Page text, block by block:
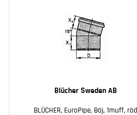
Blücher Sweden AB
BLÜCHER, EuroPipe, Böj, 1muff, röd